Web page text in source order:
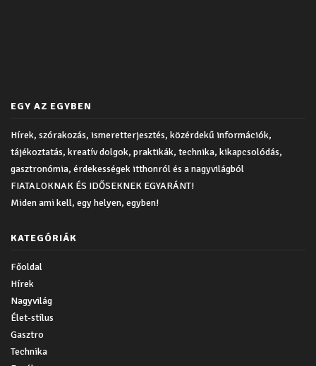
EGY AZ EGYBEN
Hírek, szórakozás, ismeretterjesztés, közérdekű információk,
tájékoztatás, kreatív dolgok, praktikák, technika, kikapcsolódás,
gasztronómia, érdekességek itthonról és a nagyvilágból
FIATALOKNAK ÉS IDŐSEKNEK EGYARÁNT!
Miden ami kell, egy helyen, egyben!
KATEGÓRIÁK
Főoldal
Hírek
Nagyvilág
Élet-stílus
Gasztro
Technika